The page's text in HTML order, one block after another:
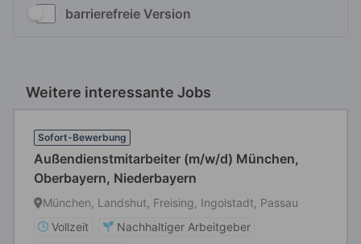
barrierefreie Version
Weitere interessante Jobs
Sofort-Bewerbung
Außendienstmitarbeiter (m/w/d) München,
Oberbayern, Niederbayern
München, Landshut, Freising, Ingolstadt, Passau
Vollzeit
Nachhaltiger Arbeitgeber